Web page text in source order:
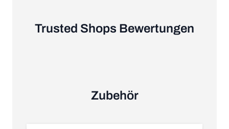
Trusted Shops Bewertungen
Zubehör